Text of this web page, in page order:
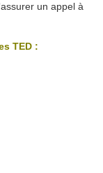
un appel à
TED :